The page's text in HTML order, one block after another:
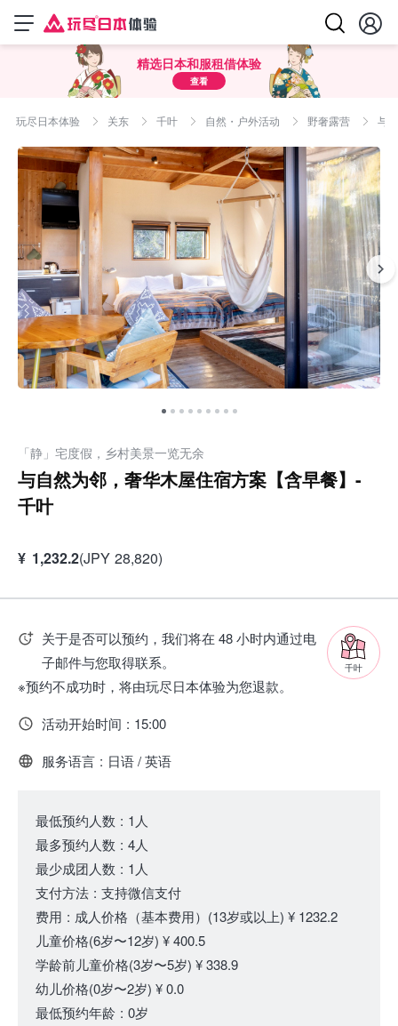
精选日本和服租借体验
查看
玩尽日本体验 关东 千叶 自然・户外活动 野奢露营 与
「静」宅度假，乡村美景一览无余
与自然为邻，奢华木屋住宿方案【含早餐】-
千叶
¥ 1,232.2(JPY 28,820)
千叶
关于是否可以预约，我们将在 48 小时内通过电
子邮件与您取得联系。
※预约不成功时，将由玩尽日本体验为您退款。
活动开始时间 : 15:00
服务语言 : 日语 / 英语
最低预约人数 : 1人
最多预约人数 : 4人
最少成团人数 : 1人
支付方法 : 支持微信支付
费用 : 成人价格（基本费用） (13岁或以上) ¥ 1232.2
儿童价格(6岁〜12岁) ¥ 400.5
学龄前儿童价格(3岁〜5岁) ¥ 338.9
幼儿价格(0岁〜2岁) ¥ 0.0
最低预约年龄 : 0岁